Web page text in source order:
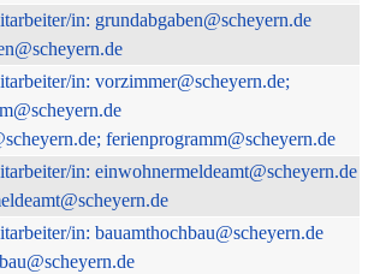
ferienprogramm@scheyern.de